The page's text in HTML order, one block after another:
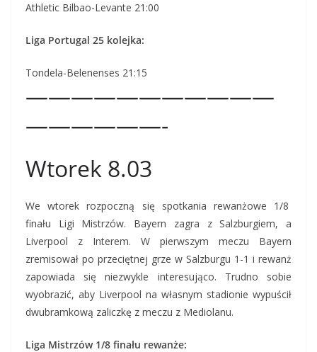
Athletic Bilbao-Levante 21:00
Liga Portugal 25 kolejka:
Tondela-Belenenses 21:15
———————————
——————-
Wtorek 8.03
We wtorek rozpoczną się spotkania rewanżowe 1/8
finału Ligi Mistrzów. Bayern zagra z Salzburgiem, a
Liverpool z Interem. W pierwszym meczu Bayern
zremisował po przeciętnej grze w Salzburgu 1-1 i rewanż
zapowiada się niezwykle interesująco. Trudno sobie
wyobrazić, aby Liverpool na własnym stadionie wypuścił
dwubramkową zaliczkę z meczu z Mediolanu.
Liga Mistrzów 1/8 finału rewanże: